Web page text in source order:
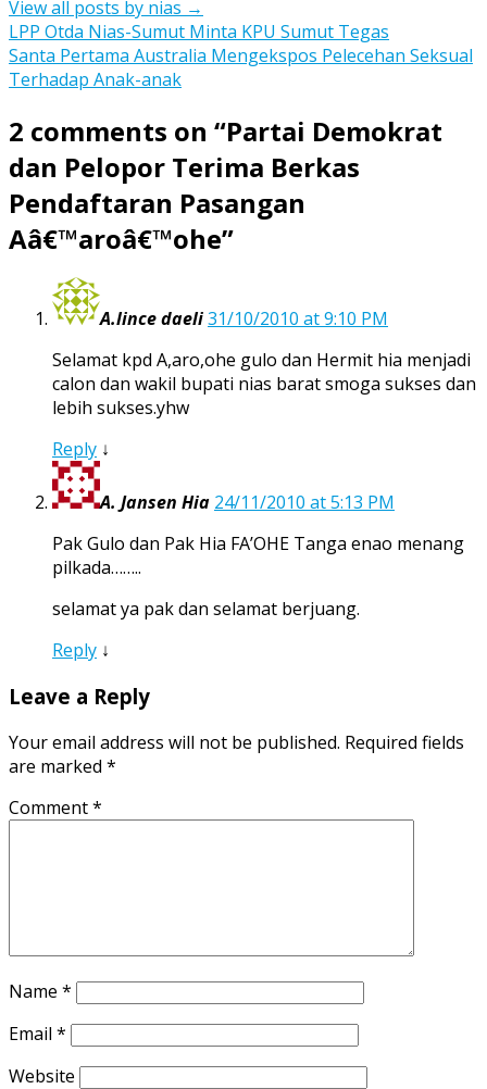
View all posts by nias →
Post
navigation
LPP Otda Nias-Sumut Minta KPU Sumut Tegas
Santa Pertama Australia Mengekspos Pelecehan Seksual
Terhadap Anak-anak
2 comments on “Partai Demokrat
dan Pelopor Terima Berkas
Pendaftaran Pasangan
Aâ€™aroâ€™ohe”
A.lince daeli31/10/2010 at 9:10 PM
Selamat kpd A,aro,ohe gulo dan Hermit hia menjadi
calon dan wakil bupati nias barat smoga sukses dan
lebih sukses.yhw
Reply ↓
A. Jansen Hia 24/11/2010 at 5:13 PM
Pak Gulo dan Pak Hia FA’OHE Tanga enao menang
pilkada……..
selamat ya pak dan selamat berjuang.
Reply ↓
Leave a Reply
Your email address will not be published. Required fields
are marked *
Comment*
Name *
Email *
Website